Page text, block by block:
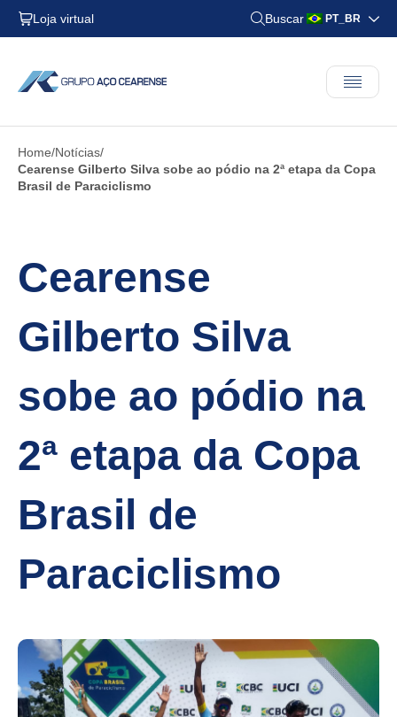
Loja virtual Buscar PT_BR
Home Notícias
Cearense Gilberto Silva sobe ao pódio na 2ª etapa da Copa
Brasil de Paraciclismo
Cearense
Gilberto Silva
sobe ao pódio na
2ª etapa da Copa
Brasil de
Paraciclismo